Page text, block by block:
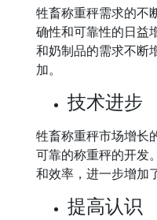
牲畜称重秤需求的不
确性和可靠性的日益
和奶制品的需求不断
加。
技术进步
牲畜称重秤市场增长
可靠的称重秤的开发
和效率，进一步增加
提高认识